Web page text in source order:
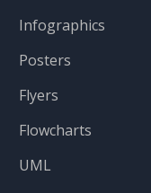
Infographics
Posters
Flyers
Flowcharts
UML